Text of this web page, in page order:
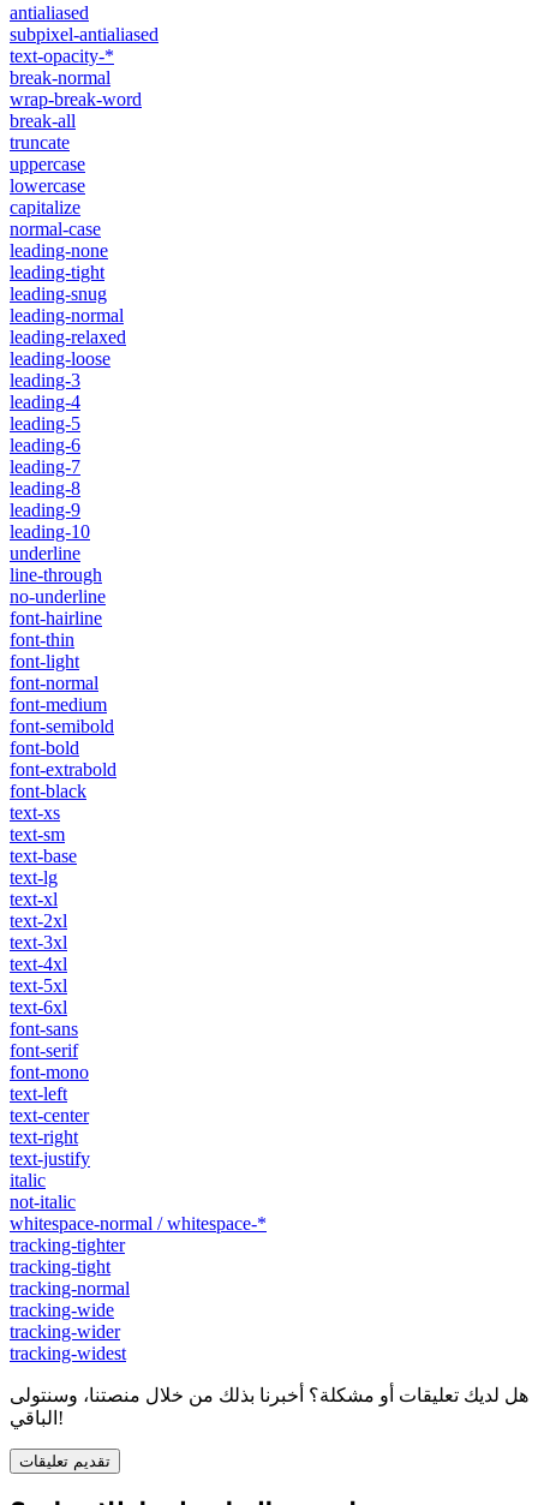
antialiased
subpixel-antialiased
text-opacity-*
break-normal
wrap-break-word
break-all
truncate
uppercase
lowercase
capitalize
normal-case
leading-none
leading-tight
leading-snug
leading-normal
leading-relaxed
leading-loose
leading-3
leading-4
leading-5
leading-6
leading-7
leading-8
leading-9
leading-10
underline
line-through
no-underline
font-hairline
font-thin
font-light
font-normal
font-medium
font-semibold
font-bold
font-extrabold
font-black
text-xs
text-sm
text-base
text-lg
text-xl
text-2xl
text-3xl
text-4xl
text-5xl
text-6xl
font-sans
font-serif
font-mono
text-left
text-center
text-right
text-justify
italic
not-italic
whitespace-normal / whitespace-*
tracking-tighter
tracking-tight
tracking-normal
tracking-wide
tracking-wider
tracking-widest
هل لديك تعليقات أو مشكلة؟ أخبرنا بذلك من خلال منصتنا، وسنتولى
الباقي!
تقديم تعليقات